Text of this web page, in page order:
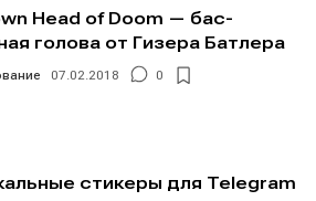
Head of Doom — бас-
голова от Гизера Батлера
07.02.2018 0
стикеры для Telegram